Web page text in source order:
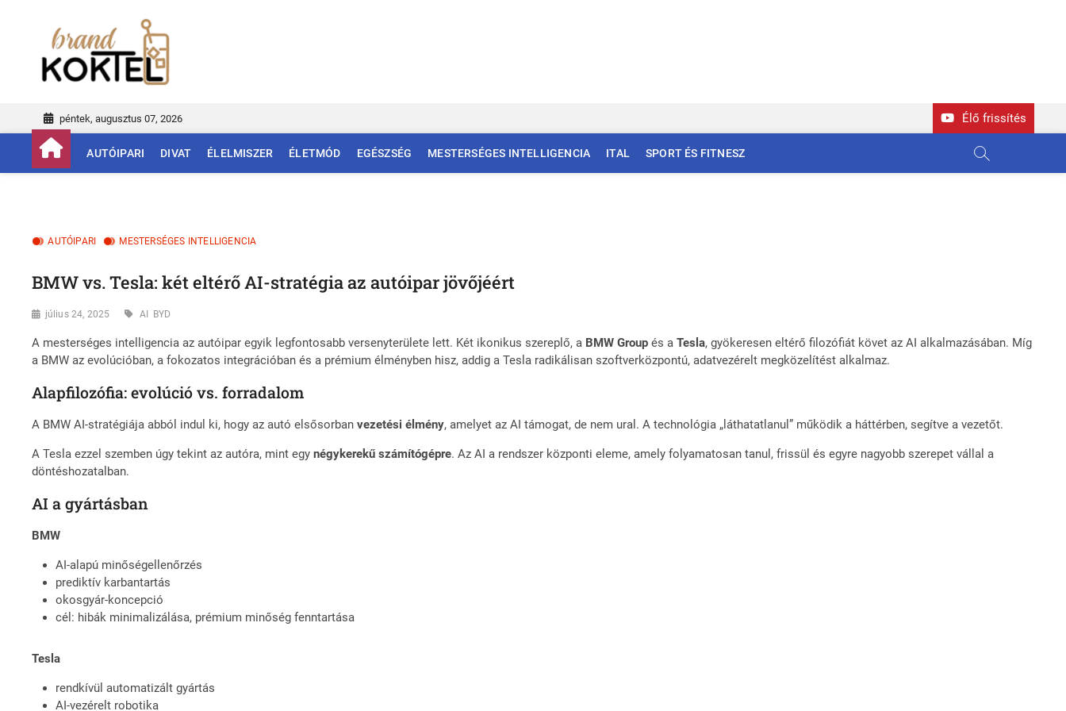
péntek, augusztus 07, 2026 Élő frissítés
AUTÓIPARI DIVAT ÉLELMISZER ÉLETMÓD EGÉSZSÉG MESTERSÉGES INTELLIGENCIA ITAL SPORT ÉS FITNESZ
AUTÓIPARI MESTERSÉGES INTELLIGENCIA
BMW vs. Tesla: két eltérő AI-stratégia az autóipar jövőjéért
július 24, 2025 AI BYD
A mesterséges intelligencia az autóipar egyik legfontosabb versenyterülete lett. Két ikonikus szereplő, a BMW Group és aTesla, gyökeresen eltérő filozófiát követ az AI alkalmazásában. Míg
a BMW az evolúcióban, a fokozatos integrációban és a prémium élményben hisz, addig a Tesla radikálisan szoftverközpontú, adatvezérelt megközelítést alkalmaz.
Alapfilozófia: evolúció vs. forradalom
A BMW AI-stratégiája abból indul ki, hogy az autó elsősorbanvezetési élmény, amelyet az AI támogat, de nem ural. A technológia „láthatatlanul” működik a háttérben, segítve a vezetőt.
A Tesla ezzel szemben úgy tekint az autóra, mint egynégykerekű számítógépre. Az AI a rendszer központi eleme, amely folyamatosan tanul, frissül és egyre nagyobb szerepet vállal a
döntéshozatalban.
AI a gyártásban
BMW
AI-alapú minőségellenőrzés
prediktív karbantartás
okosgyár-koncepció
cél: hibák minimalizálása, prémium minőség fenntartása
Tesla
rendkívül automatizált gyártás
AI-vezérelt robotika